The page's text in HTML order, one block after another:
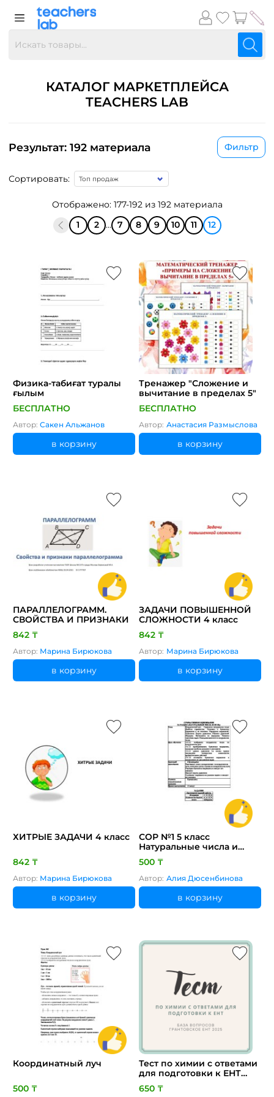
КАТАЛОГ МАРКЕТПЛЕЙСА
TEACHERS LAB
Результат: 192 материала Фильтр
Сортировать:
Отображено: 177-192 из 192 материала
1
2 ... 7 8 9 10 11 12
Физика-табиғат туралы
ғылым
БЕСПЛАТНО
Автор: Сакен Альжанов
в корзину
Тренажер "Сложение и
вычитание в пределах 5"
БЕСПЛАТНО
Автор: Анастасия Размыслова
в корзину
ПАРАЛЛЕЛОГРАММ.
СВОЙСТВА И ПРИЗНАКИ
842 ₸
Автор: Марина Бирюкова
в корзину
ЗАДАЧИ ПОВЫШЕННОЙ
СЛОЖНОСТИ 4 класс
842 ₸
Автор: Марина Бирюкова
в корзину
ХИТРЫЕ ЗАДАЧИ 4 класс
842 ₸
Автор: Марина Бирюкова
в корзину
СОР №1 5 класс
Натуральные числа и
нуль
500 ₸
Автор: Алия Дюсенбинова
в корзину
Координатный луч
500 ₸
Тест по химии с ответами
для подготовки к ЕНТ
база вопросов
грантовское ЕНТ 2025
650 ₸